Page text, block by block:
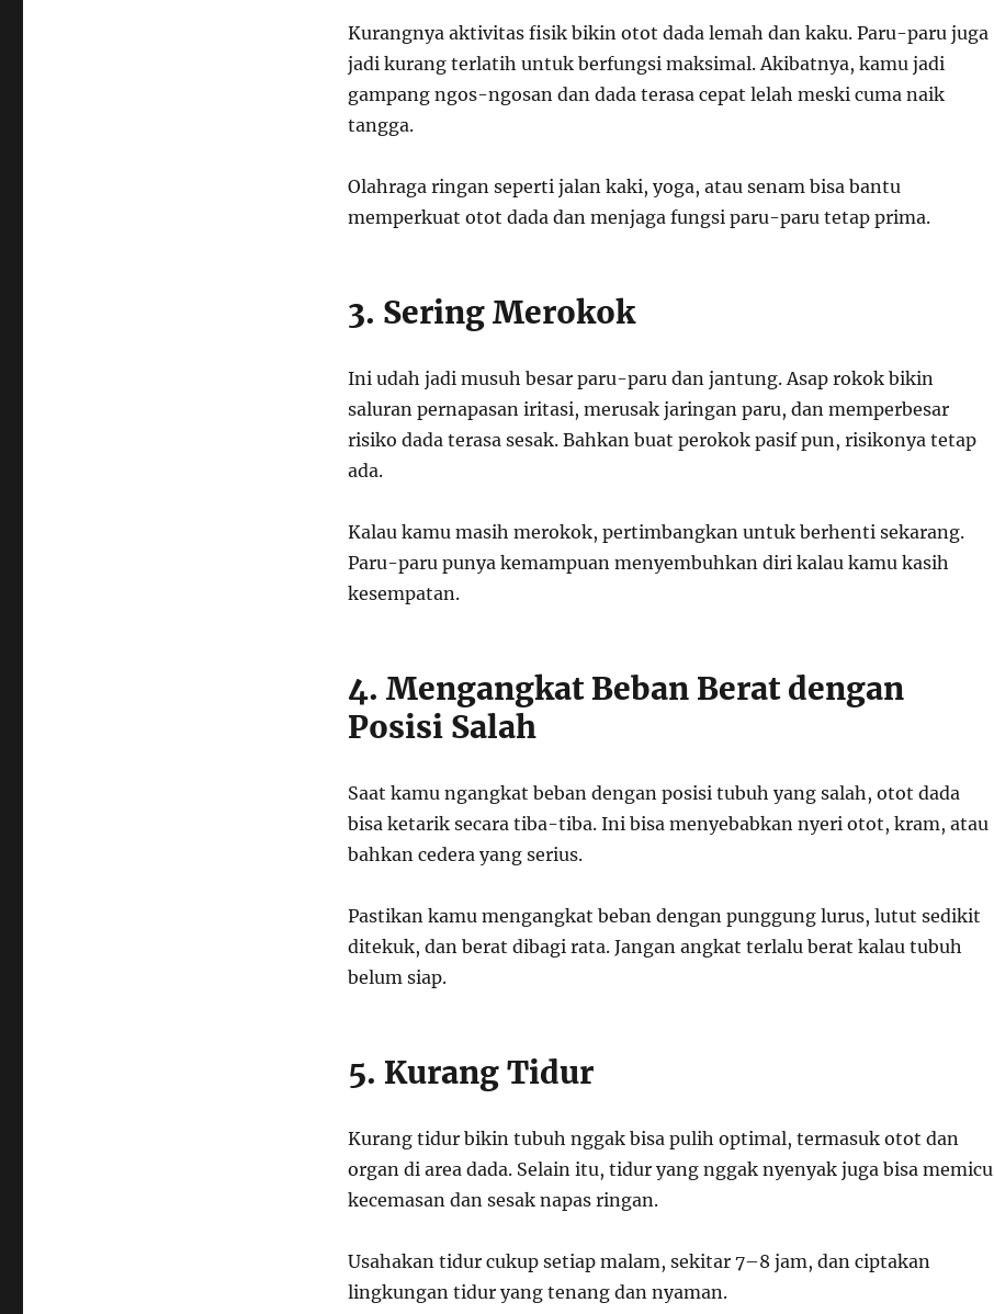
Kurangnya aktivitas fisik bikin otot dada lemah dan kaku. Paru-paru juga
jadi kurang terlatih untuk berfungsi maksimal. Akibatnya, kamu jadi
gampang ngos-ngosan dan dada terasa cepat lelah meski cuma naik
tangga.
Olahraga ringan seperti jalan kaki, yoga, atau senam bisa bantu
memperkuat otot dada dan menjaga fungsi paru-paru tetap prima.
3. Sering Merokok
Ini udah jadi musuh besar paru-paru dan jantung. Asap rokok bikin
saluran pernapasan iritasi, merusak jaringan paru, dan memperbesar
risiko dada terasa sesak. Bahkan buat perokok pasif pun, risikonya tetap
ada.
Kalau kamu masih merokok, pertimbangkan untuk berhenti sekarang.
Paru-paru punya kemampuan menyembuhkan diri kalau kamu kasih
kesempatan.
4. Mengangkat Beban Berat dengan
Posisi Salah
Saat kamu ngangkat beban dengan posisi tubuh yang salah, otot dada
bisa ketarik secara tiba-tiba. Ini bisa menyebabkan nyeri otot, kram, atau
bahkan cedera yang serius.
Pastikan kamu mengangkat beban dengan punggung lurus, lutut sedikit
ditekuk, dan berat dibagi rata. Jangan angkat terlalu berat kalau tubuh
belum siap.
5. Kurang Tidur
Kurang tidur bikin tubuh nggak bisa pulih optimal, termasuk otot dan
organ di area dada. Selain itu, tidur yang nggak nyenyak juga bisa memicu
kecemasan dan sesak napas ringan.
Usahakan tidur cukup setiap malam, sekitar 7–8 jam, dan ciptakan
lingkungan tidur yang tenang dan nyaman.